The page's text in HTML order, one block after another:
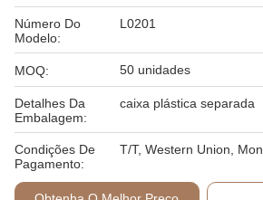
Número Do
Modelo:
L0201
MOQ: 50 unidades
Detalhes Da
Embalagem:
caixa plástica separada
Condições De
Pagamento:
T/T, Western Union,